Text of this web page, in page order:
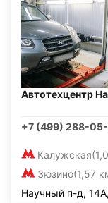
Автотехцентр
+7 (499) 288-
Калужская
Зюзино(1,57
Научный п-д,